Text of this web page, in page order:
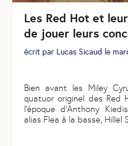
Les Red Hot et
de jouer leurs
écrit par Lucas Sicaud le
Bien avant les Miley
quatuor originel des Red
l’époque d’Anthony
alias Flea à la basse, Hillel